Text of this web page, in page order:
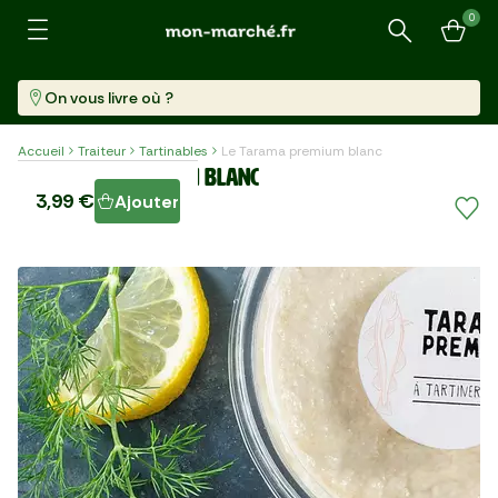
Recherche
0
On vous livre où ?
Accueil Traiteur Tartinables Le Tarama premium blanc
Le Tarama premium blanc
3,99 € Ajouter